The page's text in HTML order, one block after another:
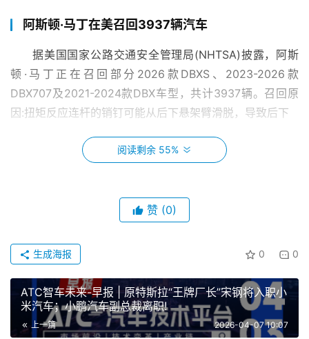
阿斯顿·马丁在美召回3937辆汽车
据美国国家公路交通安全管理局(NHTSA)披露，阿斯
顿·马丁正在召回部分2026款DBXS、2023-2026款
DBX707及2021-2024款DBX车型，共计3937辆。召回原
因:扭矩反应连杆的销钉可能从后下悬架臂滑脱，导致后下
通用汽车一季度在华零售销量约35万辆
量约35万辆，其中新款别克世家MPV销量超7800辆，XT5
山东:实施十二条举措护航汽车出海
4月2日，“万企出海鲁贸全球”全省汽车出海高质量发展
推进会在济南举办。山东省推出十二条重点措施，从出口规
模、贸易协作、境外开拓、售后服务、二手车、物流、退
阅读剩余 55%
赞 (0)
0 0
生成海报
ATC智车未来-早报 | 原特斯拉“王牌厂长”宋钢将入职小
米汽车；小鹏汽车副总裁离职!
上一篇 2026-04-07 10:07